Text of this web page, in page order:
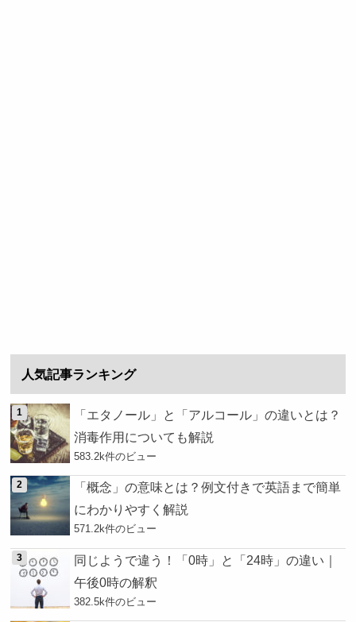
人気記事ランキング
「エタノール」と「アルコール」の違いとは？
消毒作用についても解説
583.2k件のビュー
「概念」の意味とは？例文付きで英語まで簡単
にわかりやすく解説
571.2k件のビュー
同じようで違う！「0時」と「24時」の違い｜
午後0時の解釈
382.5k件のビュー